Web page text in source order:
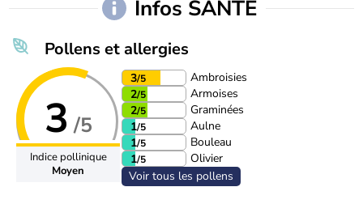
Infos SANTÉ
Pollens et allergies
3 /5
Indice pollinique
Moyen
3/5
Ambroisies
2/5
Armoises
2/5
Graminées
1/5
Aulne
1/5
Bouleau
1/5
Olivier
Voir tous les pollens